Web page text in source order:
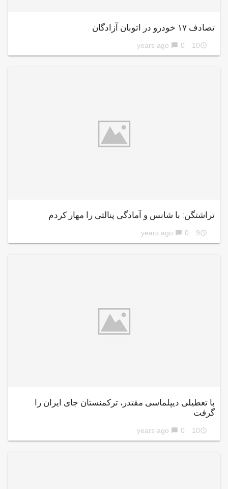
تصادف ۱۷ خودرو در اتوبان آزادگان
access_time
10 years ago
chat_bubble 0
تراشتگن: با شانس و آمادگی پنالتی را مهار کردم
access_time
9 years ago
chat_bubble 0
با تعطیلی دیپلماسی مقتدر، ترکمنستان جای ایران را
گرفت
access_time
10 years ago
chat_bubble 0